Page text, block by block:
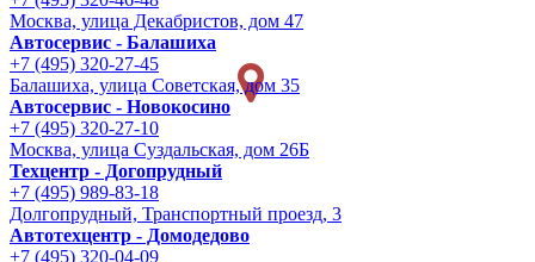
Москва, улица Декабристов, дом 47
Автосервис - Балашиха
+7 (495) 320-27-45
Балашиха, улица Советская, дом 35
Автосервис - Новокосино
+7 (495) 320-27-10
Москва, улица Суздальская, дом 26Б
Техцентр - Догопрудный
+7 (495) 989-83-18
Долгопрудный, Транспортный проезд, 3
Автотехцентр - Домодедово
+7 (495) 320-04-09